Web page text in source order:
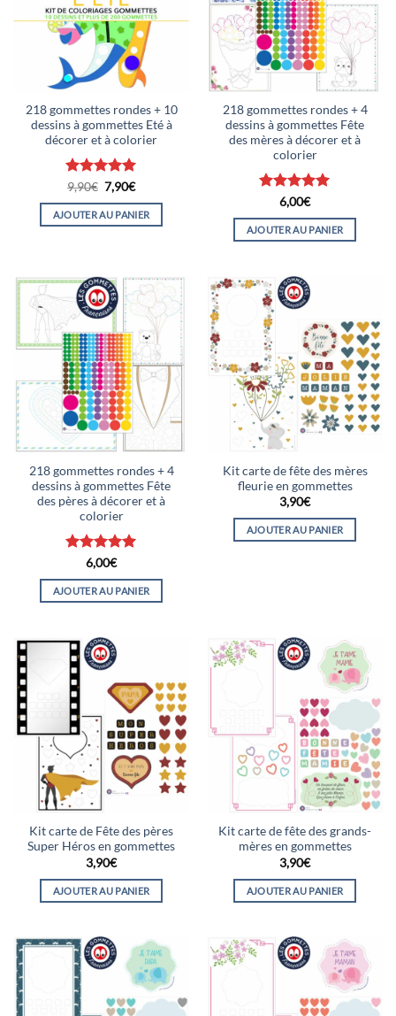
218 gommettes rondes + 10
dessins à gommettes Eté à
décorer et à colorier
Note 5sur
5
9,90€ Le
prix
initial
était :
7,90€Le
actuel
est :
AJOUTER AU PANIER
218 gommettes rondes + 4
dessins à gommettes Fête
des mères à décorer et à
colorier
Note5sur
5
6,00€
AJOUTER AU PANIER
218 gommettes rondes + 4
dessins à gommettes Fête
des pères à décorer et à
colorier
Note5sur
5
6,00€
AJOUTER AU PANIER
Kit carte de fête des mères
fleurie en gommettes
3,90€
AJOUTER AU PANIER
Kit carte de Fête des pères
Super Héros en gommettes
3,90€
AJOUTER AU PANIER
Kit carte de fête des grands-
mères en gommettes
3,90€
AJOUTER AU PANIER